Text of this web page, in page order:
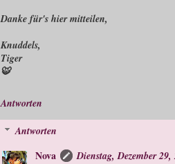
Danke für's hier mitteilen,
Knuddels,
Tiger
🐯
Antworten
Antworten
Nova
Dienstag, Dezember 29,